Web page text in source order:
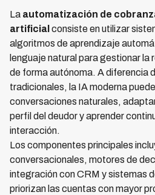
La automatización de
artificial consiste en utilizar
algoritmos de aprendizaje
lenguaje natural para gestionar la
de forma autónoma. A diferencia
tradicionales, la IA moderna
conversaciones naturales,
perfil del deudor y aprender
interacción.
Los componentes principales
conversacionales, motores de
integración con CRM y sistemas
priorizan las cuentas con mayor